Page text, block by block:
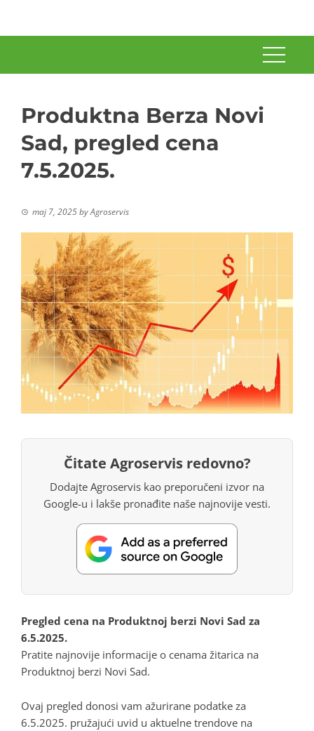
Produktna Berza Novi
Sad, pregled cena
7.5.2025.
maj 7, 2025byAgroservis
Čitate Agroservis redovno?
Dodajte Agroservis kao preporučeni izvor na
Google-u i lakše pronađite naše najnovije vesti.
Pregled cena na Produktnoj berzi Novi Sad za
6.5.2025.
Pratite najnovije informacije o cenama žitarica na
Produktnoj berzi Novi Sad.
Ovaj pregled donosi vam ažurirane podatke za
6.5.2025. pružajući uvid u aktuelne trendove na